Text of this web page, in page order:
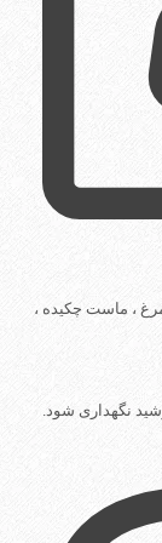
مرغ ، ماست چکیده ،
نگهداری شود.